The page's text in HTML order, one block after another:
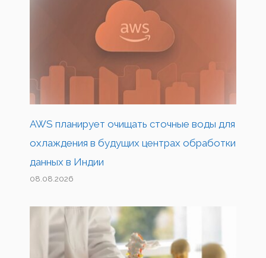
AWS планирует очищать сточные воды для
охлаждения в будущих центрах обработки
данных в Индии
08.08.2026